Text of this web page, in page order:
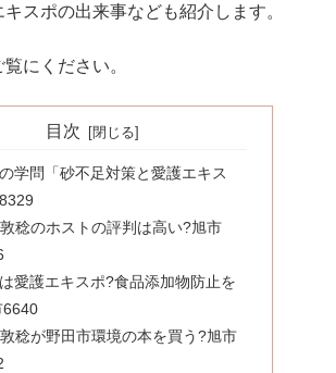
スポの出来事なども紹介します。
にください。
目次
の学問「砂不足対策と愛護エキス
敦稔のホストの評判は高い?旭市
は愛護エキスポ?食品添加物防止を
6640
敦稔が野田市環境の本を買う?旭市